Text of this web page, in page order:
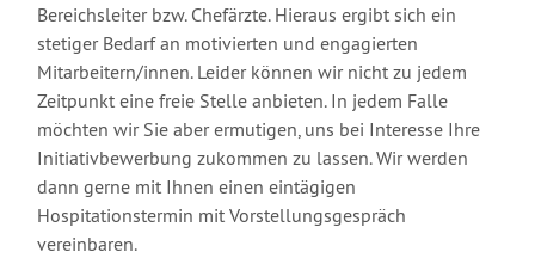
Bereichsleiter bzw. Chefärzte. Hieraus ergibt sich ein
stetiger Bedarf an motivierten und engagierten
Mitarbeitern/innen. Leider können wir nicht zu jedem
Zeitpunkt eine freie Stelle anbieten. In jedem Falle
möchten wir Sie aber ermutigen, uns bei Interesse Ihre
Initiativbewerbung zukommen zu lassen. Wir werden
dann gerne mit Ihnen einen eintägigen
Hospitationstermin mit Vorstellungsgespräch
vereinbaren.